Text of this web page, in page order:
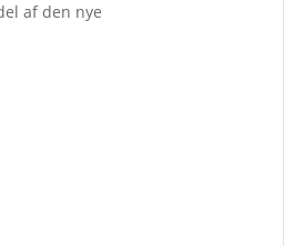
af den nye